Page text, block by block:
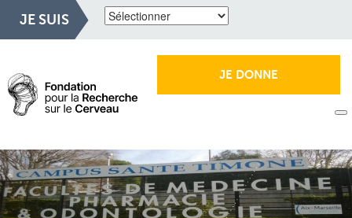
JE SUIS
JE DONNE